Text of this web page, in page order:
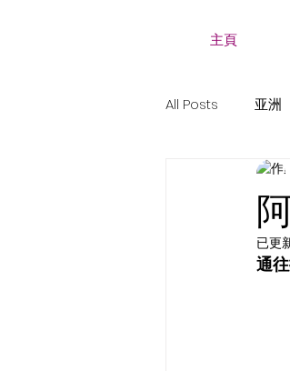
主頁
All Posts 亚洲
口头传统和
已更
通